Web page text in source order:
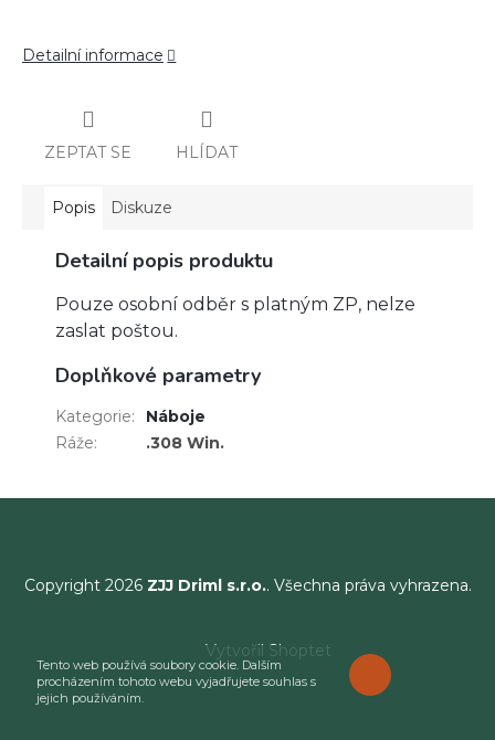
Tento web používá soubory cookie. Dalším
procházením tohoto webu vyjadřujete souhlas s
jejich používáním.
ROZUMÍM
Detailní informace
ZEPTAT SE HLÍDAT
Popis Diskuze
Detailní popis produktu
Pouze osobní odběr s platným ZP, nelze
zaslat poštou.
Doplňkové parametry
Kategorie:
Náboje
Ráže: .308 Win.
Copyright 2026 ZJJ Driml s.r.o.. Všechna práva vyhrazena.
Vytvořil Shoptet